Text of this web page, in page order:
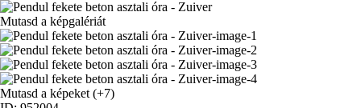
Mutasd a képgalériát
Mutasd a képeket (+7)